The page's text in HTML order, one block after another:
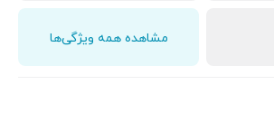
مشاهده همه ویژگی‌ها